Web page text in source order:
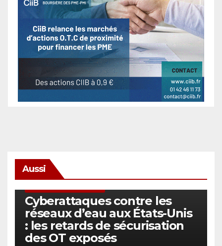
Aussi
Cyberattaques contre les
réseaux d’eau aux États-Unis
: les retards de sécurisation
des OT exposés